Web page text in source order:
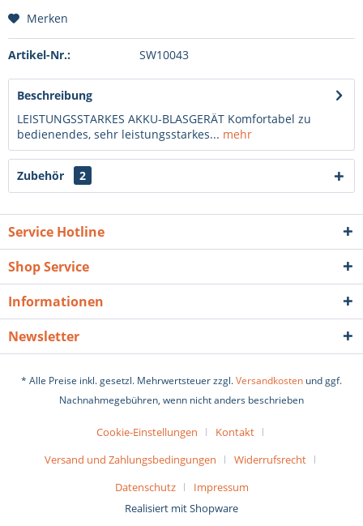
Merken
Artikel-Nr.: SW10043
Beschreibung
LEISTUNGSSTARKES AKKU-BLASGERÄT Komfortabel zu
bedienendes, sehr leistungsstarkes... mehr
Zubehör 2
Service Hotline
Shop Service
Informationen
Newsletter
* Alle Preise inkl. gesetzl. Mehrwertsteuer zzgl.Versandkosten und ggf.
Nachnahmegebühren, wenn nicht anders beschrieben
Cookie-Einstellungen
Kontakt
Versand und Zahlungsbedingungen
Widerrufsrecht
Datenschutz
Impressum
Realisiert mit Shopware